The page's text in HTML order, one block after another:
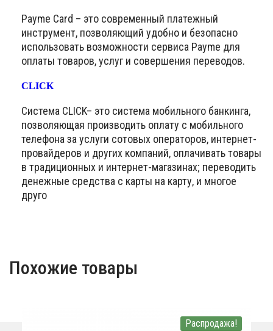
Payme Card – это современный платежный
инструмент, позволяющий удобно и безопасно
использовать возможности сервиса Payme для
оплаты товаров, услуг и совершения переводов.
CLICK
Система CLICK– это система мобильного банкинга,
позволяющая производить оплату с мобильного
телефона за услуги сотовых операторов, интернет-
провайдеров и других компаний, оплачивать товары
в традиционных и интернет-магазинах; переводить
денежные средства с карты на карту, и многое
друго
Похожие товары
Распродажа!